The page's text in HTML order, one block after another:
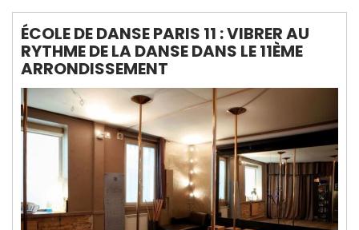
ÉCOLE DE DANSE PARIS 11 : VIBRER AU
RYTHME DE LA DANSE DANS LE 11ÈME
ARRONDISSEMENT